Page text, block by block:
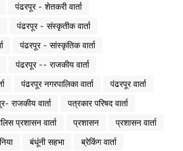
पंढरपूर - शेतकरी वार्ता
पंढरपूर - संस्कृतीक वार्ता
पंढरपूर - सांस्कृतिक वार्ता
पंढरपूर -- राजकीय वार्ता
पंढरपूर नगरपालिका वार्ता
पंढरपूर वार्ता
राजकीय वार्ता
पत्रकार परिषद वार्ता
प्रशासन वार्ता प्रशासन
प्रशासन वार्ता
बंधूंनी सहभा
ब्रेकिंग वार्ता